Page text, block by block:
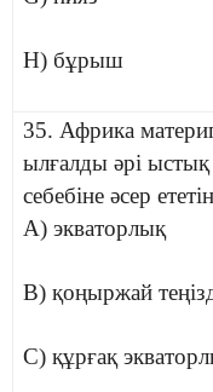
H) бұрыш
35. Африка
ылғалды әрі
себебіне әсер
A) экваторлық
B) қоңыржай
C) құрғақ